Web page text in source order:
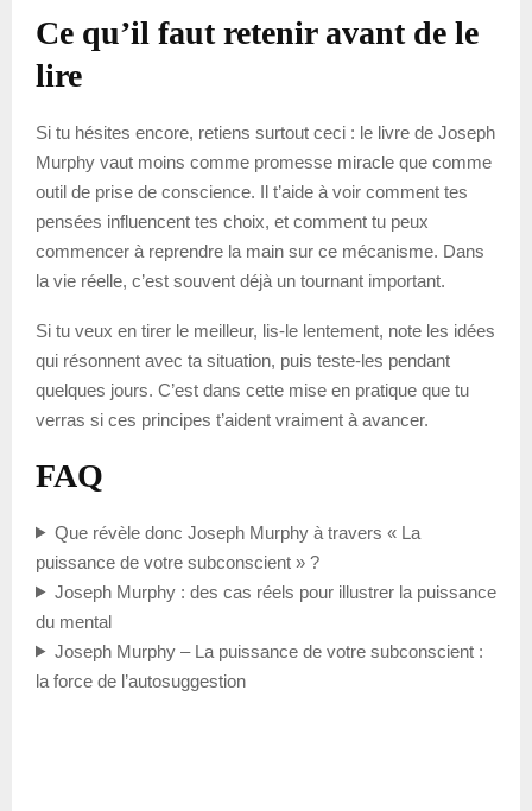
Ce qu’il faut retenir avant de le
lire
Si tu hésites encore, retiens surtout ceci : le livre de Joseph
Murphy vaut moins comme promesse miracle que comme
outil de prise de conscience. Il t’aide à voir comment tes
pensées influencent tes choix, et comment tu peux
commencer à reprendre la main sur ce mécanisme. Dans
la vie réelle, c’est souvent déjà un tournant important.
Si tu veux en tirer le meilleur, lis-le lentement, note les idées
qui résonnent avec ta situation, puis teste-les pendant
quelques jours. C’est dans cette mise en pratique que tu
verras si ces principes t’aident vraiment à avancer.
FAQ
Que révèle donc Joseph Murphy à travers « La
puissance de votre subconscient » ?
Joseph Murphy : des cas réels pour illustrer la puissance
du mental
Joseph Murphy – La puissance de votre subconscient :
la force de l’autosuggestion